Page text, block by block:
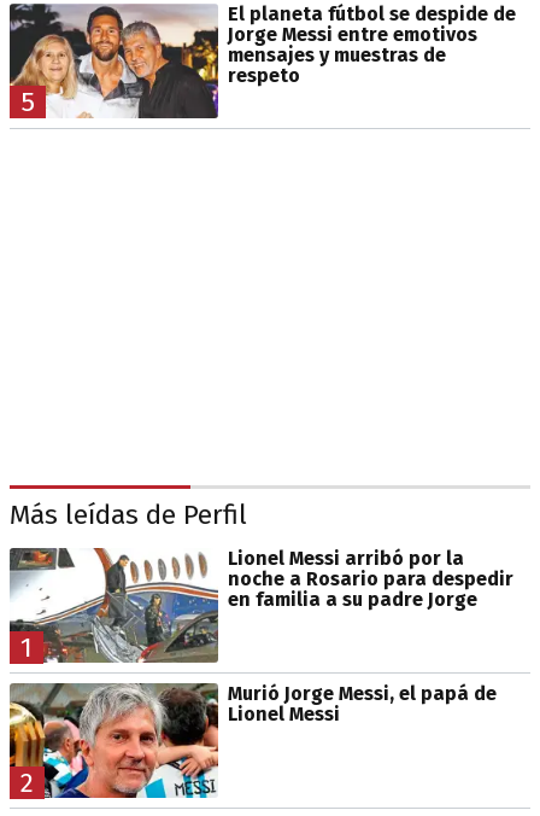
5
El planeta fútbol se despide de
Jorge Messi entre emotivos
mensajes y muestras de
respeto
Más leídas de Perfil
1
Lionel Messi arribó por la
noche a Rosario para despedir
en familia a su padre Jorge
2
Murió Jorge Messi, el papá de
Lionel Messi